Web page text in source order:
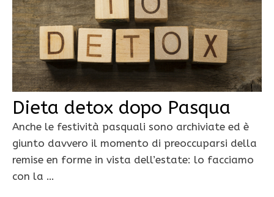
Dieta detox dopo Pasqua
Anche le festività pasquali sono archiviate ed è
giunto davvero il momento di preoccuparsi della
remise en forme in vista dell’estate: lo facciamo
con la …